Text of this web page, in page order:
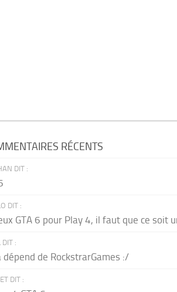
RÉCENTS
DIT :
DIT :
GTA 6 pour Play 4, il faut que ce soit
DIT :
dépend de RockstrarGames :/
DIT :